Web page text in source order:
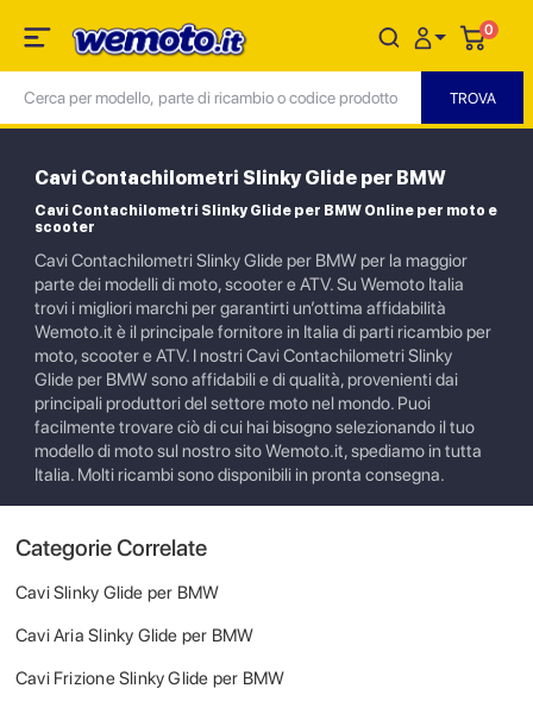
0
Cavi Contachilometri Slinky Glide per BMW
Cavi Contachilometri Slinky Glide per BMW Online per moto e
scooter
Cavi Contachilometri Slinky Glide per BMW per la maggior
parte dei modelli di moto, scooter e ATV. Su Wemoto Italia
trovi i migliori marchi per garantirti un’ottima affidabilità
Wemoto.it è il principale fornitore in Italia di parti ricambio per
moto, scooter e ATV. I nostri Cavi Contachilometri Slinky
Glide per BMW sono affidabili e di qualità, provenienti dai
principali produttori del settore moto nel mondo. Puoi
facilmente trovare ciò di cui hai bisogno selezionando il tuo
modello di moto sul nostro sito Wemoto.it, spediamo in tutta
Italia. Molti ricambi sono disponibili in pronta consegna.
Categorie Correlate
Cavi Slinky Glide per BMW
Cavi Aria Slinky Glide per BMW
Cavi Frizione Slinky Glide per BMW